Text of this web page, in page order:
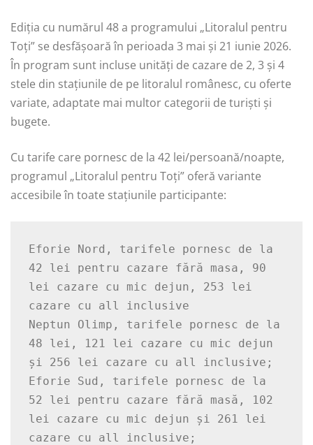
Ediția cu numărul 48 a programului „Litoralul pentru
Toți” se desfășoară în perioada 3 mai și 21 iunie 2026.
În program sunt incluse unități de cazare de 2, 3 și 4
stele din stațiunile de pe litoralul românesc, cu oferte
variate, adaptate mai multor categorii de turiști și
bugete.
Cu tarife care pornesc de la 42 lei/persoană/noapte,
programul „Litoralul pentru Toți” oferă variante
accesibile în toate stațiunile participante:
Eforie Nord, tarifele pornesc de la
42 lei pentru cazare fără masa, 90
lei cazare cu mic dejun, 253 lei
cazare cu all inclusive
Neptun Olimp, tarifele pornesc de la
48 lei, 121 lei cazare cu mic dejun
și 256 lei cazare cu all inclusive;
Eforie Sud, tarifele pornesc de la
52 lei pentru cazare fără masă, 102
lei cazare cu mic dejun și 261 lei
cazare cu all inclusive;